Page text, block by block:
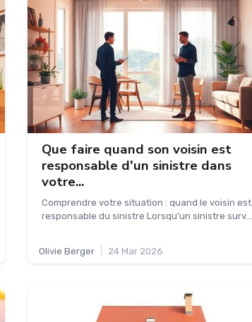
Que faire quand son voisin est
responsable d'un sinistre dans
votre...
Comprendre votre situation : quand le voisin est
responsable du sinistre Lorsqu'un sinistre surv...
Olivie Berger 24 Mar 2026